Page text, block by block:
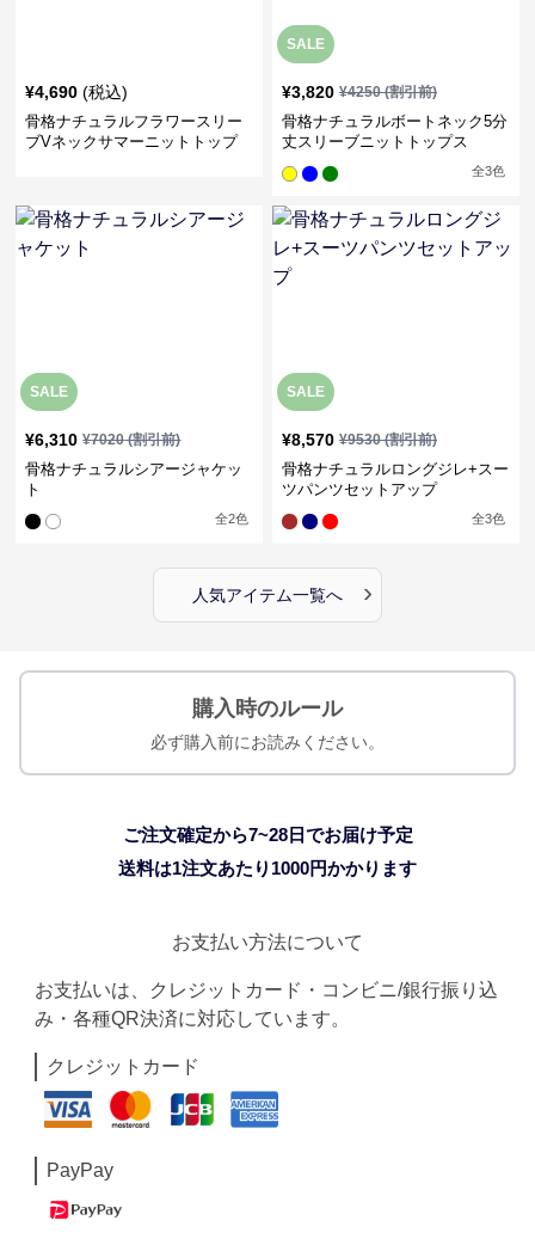
¥4,690 (税込)
骨格ナチュラルフラワースリー
ブVネックサマーニットトップ
SALE
¥3,820 ¥4250(割引前)
骨格ナチュラルボートネック5分
丈スリーブニットトップス
全3色
SALE
¥6,310 ¥7020(割引前)
骨格ナチュラルシアージャケッ
ト
全2色
SALE
¥8,570 ¥9530(割引前)
骨格ナチュラルロングジレ+スー
ツパンツセットアップ
全3色
人気アイテム一覧へ ›
購入時のルール
必ず購入前にお読みください。
ご注文確定から7~28日でお届け予定
送料は1注文あたり 1000円かかります
お支払い方法について
お支払いは、クレジットカード・コンビニ/銀行振り込
み・各種QR決済に対応しています。
クレジットカード
PayPay